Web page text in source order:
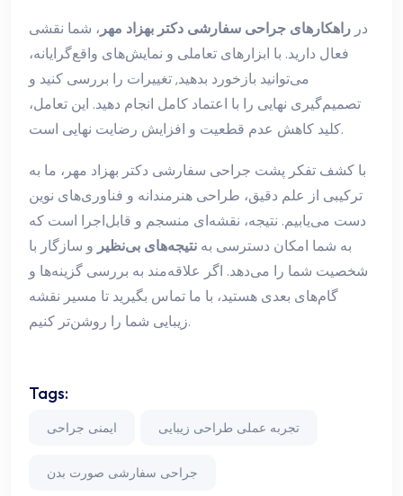
در راهکارهای جراحی سفارشی دکتر بهزاد مهر ، شما نقشی
فعال دارید. با ابزارهای تعاملی و نمایش‌های واقع‌گرایانه،
می‌توانید بازخورد بدهید, تغییرات را بررسی کنید و
تصمیم‌گیری نهایی را با اعتماد کامل انجام دهید. این تعامل،
کلید کاهش عدم قطعیت و افزایش رضایت نهایی است.
با کشف تفکر پشت جراحی سفارشی دکتر بهزاد مهر، ما به
ترکیبی از علم دقیق، طراحی هنرمندانه و فناوری‌های نوین
دست می‌یابیم. نتیجه، نقشه‌ای منسجم و قابل‌اجرا است که
به شما امکان دسترسی به نتیجه‌های بی‌نظیر و سازگار با
شخصیت شما را می‌دهد. اگر علاقه‌مند به بررسی گزینه‌ها و
گام‌های بعدی هستید، با ما تماس بگیرید تا مسیر نقشه
زیبایی شما را روشن‌تر کنیم.
Tags:
ایمنی جراحی تجربه عملی طراحی زیبایی
جراحی سفارشی صورت بدن